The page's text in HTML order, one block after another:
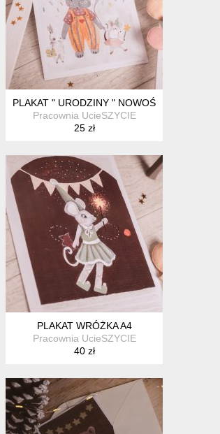
PLAKAT " URODZINY " NOWOŚĆ A4
Pracownia UcieSZYCIE
25 zł
PLAKAT WRÓŻKA A4
Pracownia UcieSZYCIE
40 zł